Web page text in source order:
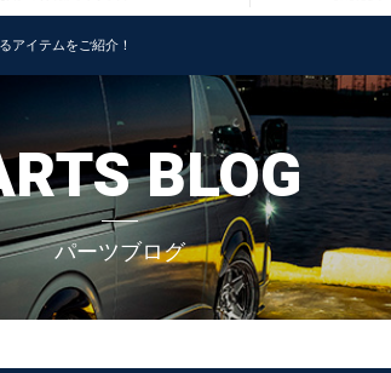
アイテムをご紹介！
BLOG
パーツブログ